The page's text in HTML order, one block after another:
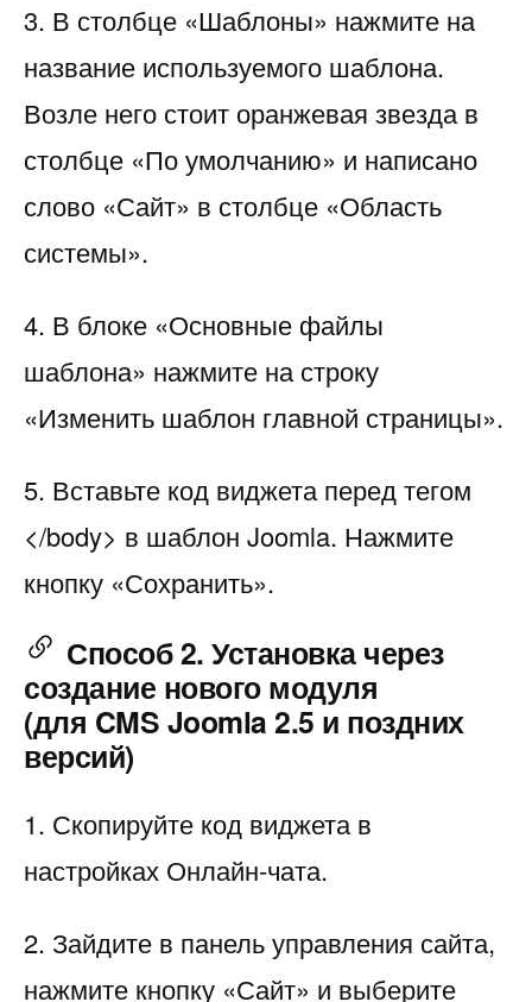
3. В столбце «Шаблоны» нажмите на
название используемого шаблона.
Возле него стоит оранжевая звезда в
столбце «По умолчанию» и написано
слово «Сайт» в столбце «Область
системы».
4. В блоке «Основные файлы
шаблона» нажмите на строку
«Изменить шаблон главной страницы».
5. Вставьте код виджета перед тегом
</body> в шаблон Joomla. Нажмите
кнопку «Сохранить».
Способ 2. Установка через
создание нового модуля
(для CMS Joomla 2.5 и поздних
версий)
1. Скопируйте код виджета в
настройках Онлайн-чата.
2. Зайдите в панель управления сайта,
нажмите кнопку «Сайт» и выберите